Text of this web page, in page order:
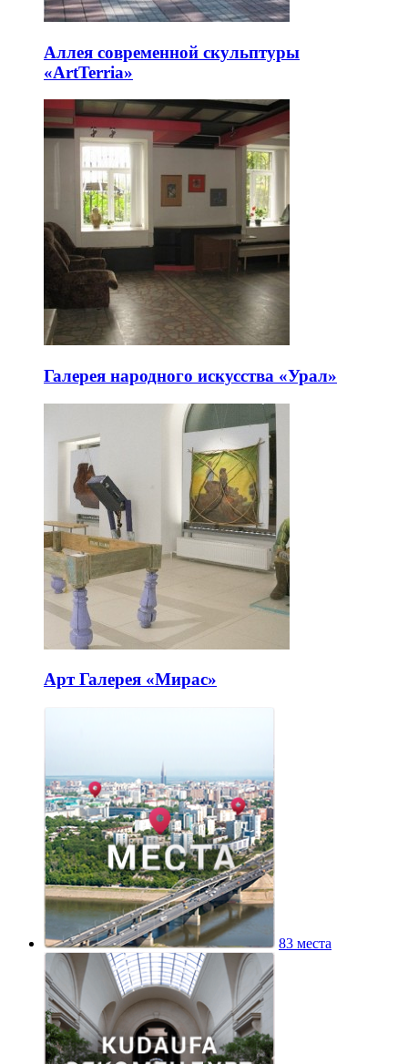
Аллея современной скульптуры
«ArtTerria»
Галерея народного искусства «Урал»
Арт Галерея «Мирас»
83 места